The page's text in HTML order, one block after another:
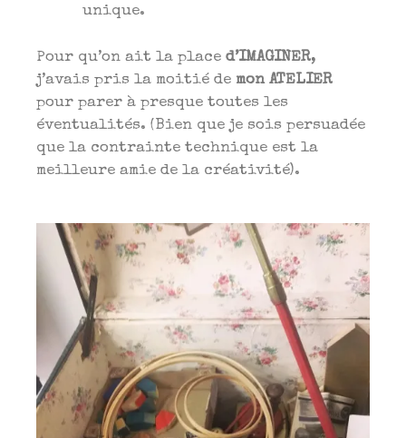
unique.
Pour qu’on ait la place d’IMAGINER,
j’avais pris la moitié de mon ATELIER
pour parer à presque toutes les
éventualités. (Bien que je sois persuadée
que la contrainte technique est la
meilleure amie de la créativité).